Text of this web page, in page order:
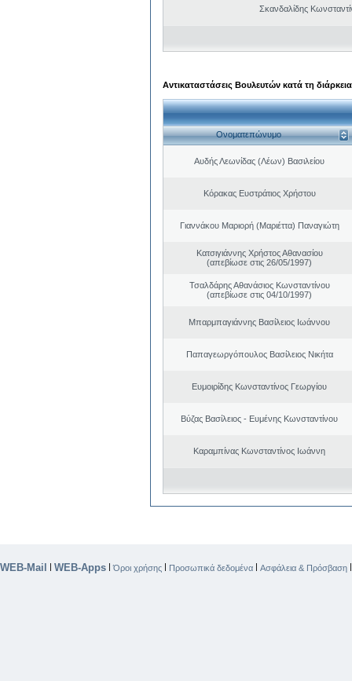
Σκανδαλίδης
Αντικαταστάσεις Βουλευτών κατά τη
Ονοματεπώνυμο
Αυδής Λεωνίδας (Λέων) Βασιλείου
Κόρακας Ευστράτιος Χρήστου
Γιαννάκου Μαριορή (Μαριέττα) Παναγιώτη
Κατσιγιάννης Χρήστος Αθανασίου
(απεβίωσε στις 26/05/1997)
Τσαλδάρης Αθανάσιος Κωνσταντίνου
(απεβίωσε στις 04/10/1997)
Μπαρμπαγιάννης Βασίλειος Ιωάννου
Παπαγεωργόπουλος Βασίλειος Νικήτα
Ευμοιρίδης Κωνσταντίνος Γεωργίου
Βύζας Βασίλειος - Ευμένης Κωνσταντίνου
Καραμπίνας Κωνσταντίνος Ιωάννη
WEB-Mail | WEB-Apps |Όροι χρήσης | Προσωπικά δεδομένα | Ασφάλεια & Πρόσβαση